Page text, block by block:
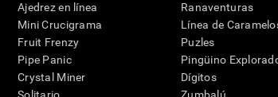
Ajedrez en línea
Mini Crucigrama
Fruit Frenzy
Pipe Panic
Crystal Miner
Ranaventuras
Línea de
Puzles
Pingüino
Dígitos